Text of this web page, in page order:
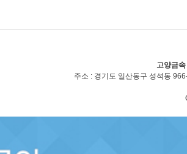
고양금속
주소 : 경기도 일산동구 성석동